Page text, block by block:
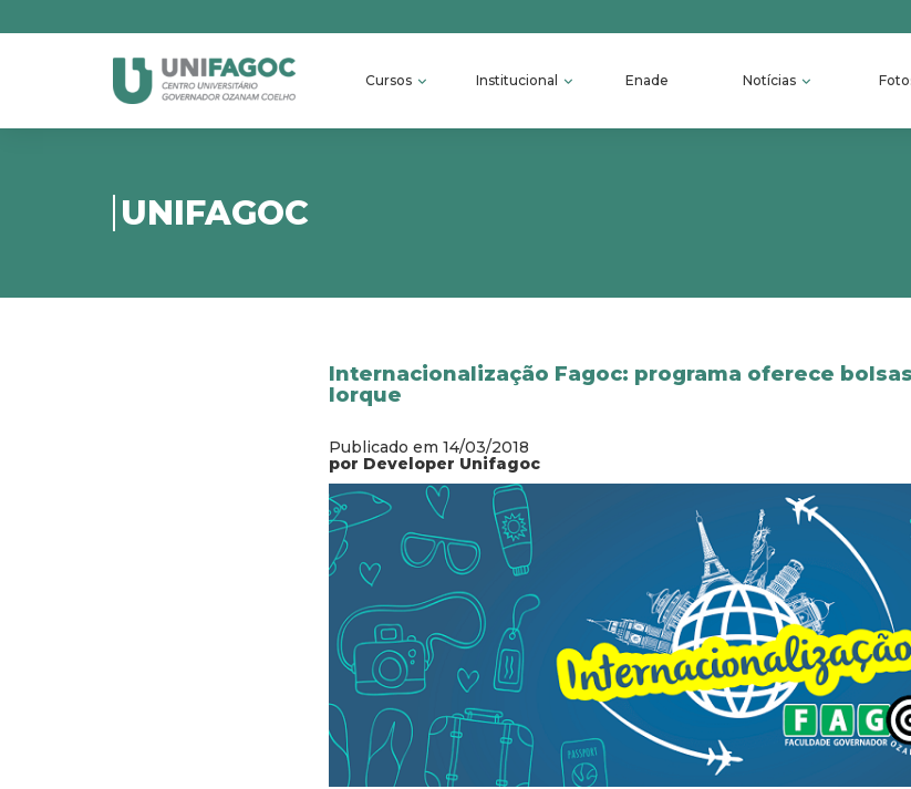
Cursos Institucional Enade Notícias
UNIFAGOC
Internacionalização Fagoc: programa oferece
Iorque
Publicado em 14/03/2018
por Developer Unifagoc